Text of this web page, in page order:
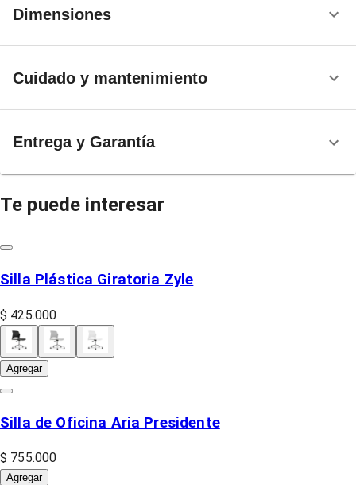
Dimensiones
Cuidado y mantenimiento
Entrega y Garantía
Te puede interesar
Silla Plástica Giratoria Zyle
$ 425.000
Agregar
Silla de Oficina Aria Presidente
$ 755.000
Agregar